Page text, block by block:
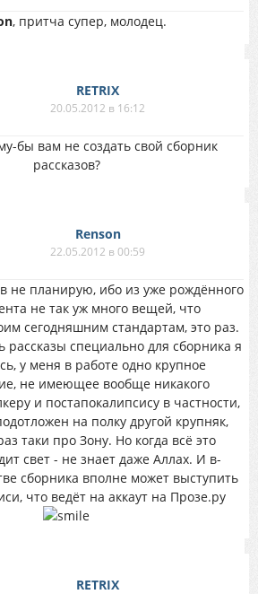
, притча супер, молодец.
RETRIX
20.05.2012 в 16:12
бы вам не создать свой сборник
рассказов?
Renson
22.05.2012 в 00:59
не планирую, ибо из уже рождённого
не так уж много вещей, что
сегодняшним стандартам, это раз.
рассказы специально для сборника я
у меня в работе одно крупное
не имеющее вообще никакого
и постапокалипсису в частности,
на полку другой крупняк,
таки про Зону. Но когда всё это
свет - не знает даже Аллах. И в-
сборника вполне может выступить
что ведёт на аккаут на Прозе.ру
RETRIX